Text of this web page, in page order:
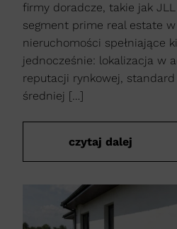
firmy doradcze, takie jak
segment prime real estate
nieruchomości spełniające
jednocześnie: lokalizacja w
reputacji rynkowej,
średniej […]
czytaj dalej